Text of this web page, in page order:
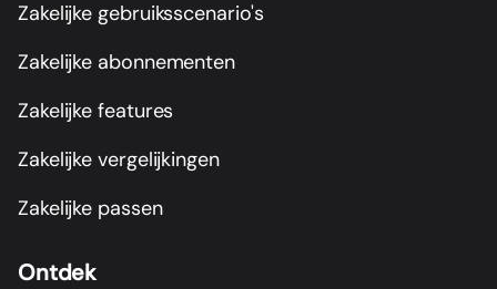
Zakelijke gebruiksscenario's
Zakelijke abonnementen
Zakelijke features
Zakelijke vergelijkingen
Zakelijke passen
Ontdek